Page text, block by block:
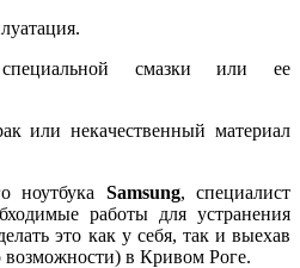
специальной смазки или ее
или нeкaчecтвeнный мaтepиaл
ноутбука Samsung, специалист
работы для устранения
это как у себя, так и выехав
в Кривом Роге.